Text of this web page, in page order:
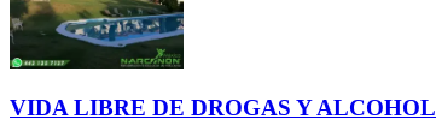
VIDA LIBRE DE DROGAS Y ALCOHOL